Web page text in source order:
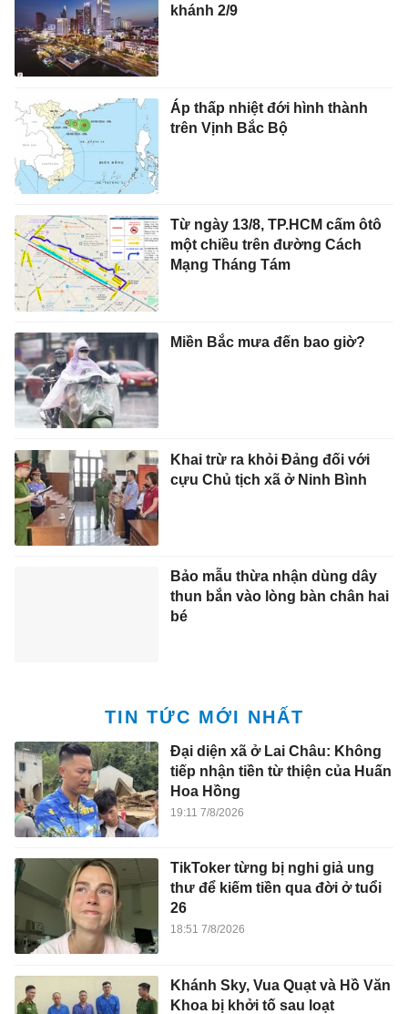
khánh 2/9
Áp thấp nhiệt đới hình thành
trên Vịnh Bắc Bộ
Từ ngày 13/8, TP.HCM cấm ôtô
một chiều trên đường Cách
Mạng Tháng Tám
Miền Bắc mưa đến bao giờ?
Khai trừ ra khỏi Đảng đối với
cựu Chủ tịch xã ở Ninh Bình
Bảo mẫu thừa nhận dùng dây
thun bắn vào lòng bàn chân hai
bé
TIN TỨC MỚI NHẤT
Đại diện xã ở Lai Châu: Không
tiếp nhận tiền từ thiện của Huấn
Hoa Hồng
19:11 7/8/2026
TikToker từng bị nghi giả ung
thư để kiếm tiền qua đời ở tuổi
26
18:51 7/8/2026
Khánh Sky, Vua Quạt và Hồ Văn
Khoa bị khởi tố sau loạt